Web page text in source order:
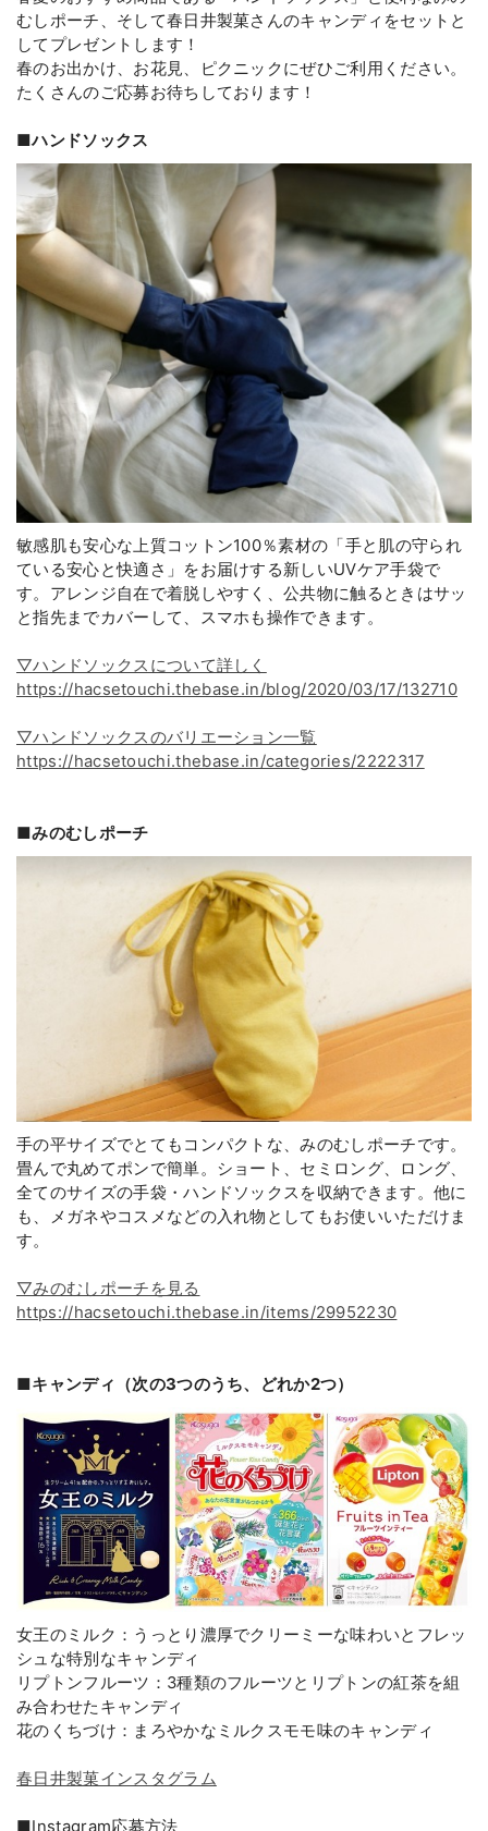
むしポーチ、そして春日井製菓さんのキャンディをセットと
してプレゼントします！
春のお出かけ、お花見、ピクニックにぜひご利用ください。
たくさんのご応募お待ちしております！
■ハンドソックス
敏感肌も安心な上質コットン100％素材の「手と肌の守られ
ている安心と快適さ」をお届けする新しいUVケア手袋で
す。アレンジ自在で着脱しやすく、公共物に触るときはサッ
と指先までカバーして、スマホも操作できます。
▽ハンドソックスについて詳しく
https://hacsetouchi.thebase.in/blog/2020/03/17/132710
▽ハンドソックスのバリエーション一覧
https://hacsetouchi.thebase.in/categories/2222317
■みのむしポーチ
手の平サイズでとてもコンパクトな、みのむしポーチです。
畳んで丸めてポンで簡単。ショート、セミロング、ロング、
全てのサイズの手袋・ハンドソックスを収納できます。他に
も、メガネやコスメなどの入れ物としてもお使いいただけま
す。
▽みのむしポーチを見る
https://hacsetouchi.thebase.in/items/29952230
■キャンディ（次の3つのうち、どれか2つ）
女王のミルク：うっとり濃厚でクリーミーな味わいとフレッ
シュな特別なキャンディ
リプトンフルーツ：3種類のフルーツとリプトンの紅茶を組
み合わせたキャンディ
春日井製菓インスタグラム
■Instagram応募方法